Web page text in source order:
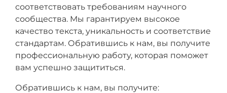
соответствовать требованиям научного
сообщества. Мы гарантируем высокое
качество текста, уникальность и соответствие
стандартам. Обратившись к нам, вы получите
профессиональную работу, которая поможет
вам успешно защититься.
Обратившись к нам, вы получите: